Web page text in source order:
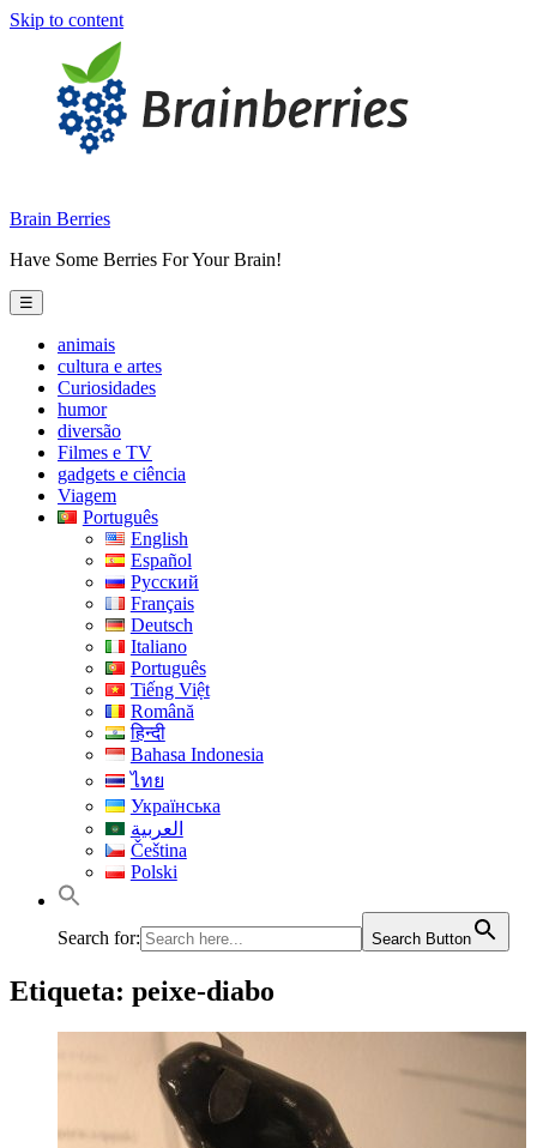
Skip to content
Brain Berries
Have Some Berries For Your Brain!
☰
animais
cultura e artes
Curiosidades
humor
diversão
Filmes e TV
gadgets e ciência
Viagem
Português
English
Español
Русский
Français
Deutsch
Italiano
Português
Tiếng Việt
Română
हिन्दी
Bahasa Indonesia
ไทย
Українська
العربية
Čeština
Polski
Search for: Search Button
Etiqueta: peixe-diabo